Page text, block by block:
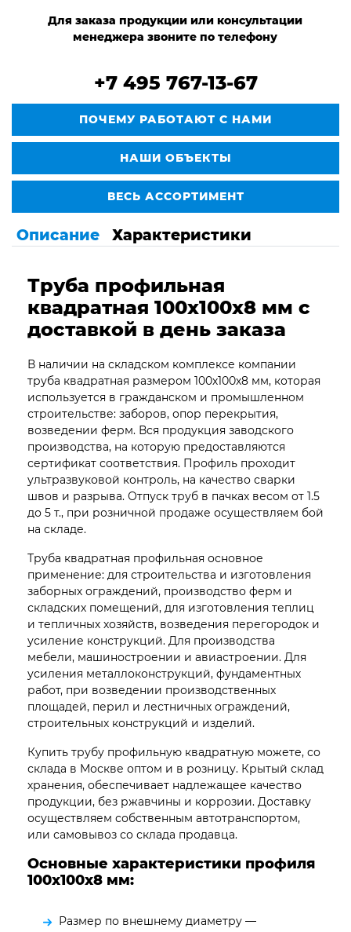
Для заказа продукции или консультации
менеджера звоните по телефону
+7 495 767-13-67
ПОЧЕМУ РАБОТАЮТ С НАМИ
НАШИ ОБЪЕКТЫ
ВЕСЬ АССОРТИМЕНТ
Описание Характеристики
Труба профильная
квадратная 100х100х8 мм с
доставкой в день заказа
В наличии на складском комплексе компании
труба квадратная размером 100х100х8 мм, которая
используется в гражданском и промышленном
строительстве: заборов, опор перекрытия,
возведении ферм. Вся продукция заводского
производства, на которую предоставляются
сертификат соответствия. Профиль проходит
ультразвуковой контроль, на качество сварки
швов и разрыва. Отпуск труб в пачках весом от 1.5
до 5 т., при розничной продаже осуществляем бой
на складе.
Труба квадратная профильная основное
применение: для строительства и изготовления
заборных ограждений, производство ферм и
складских помещений, для изготовления теплиц
и тепличных хозяйств, возведения перегородок и
усиление конструкций. Для производства
мебели, машиностроении и авиастроении. Для
усиления металлоконструкций, фундаментных
работ, при возведении производственных
площадей, перил и лестничных ограждений,
строительных конструкций и изделий.
Купить трубу профильную квадратную можете, со
склада в Москве оптом и в розницу. Крытый склад
хранения, обеспечивает надлежащее качество
продукции, без ржавчины и коррозии. Доставку
осуществляем собственным автотранспортом,
или самовывоз со склада продавца.
Основные характеристики профиля
100х100х8 мм:
Размер по внешнему диаметру —